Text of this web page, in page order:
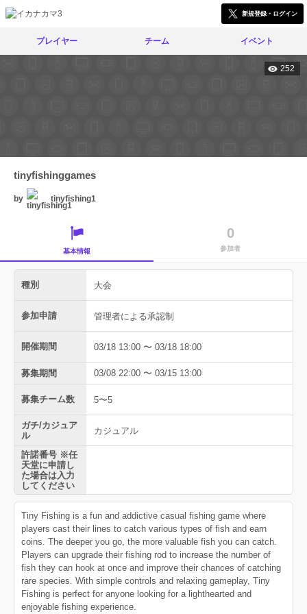
新規登録・ログイン
プレイヤー チーム イベント
252
tinyfishinggames
by tinyfishing1
基本情報
0
参加者
種別 大会
参加申請 管理者による承認制
開催期間 03/18 13:00 〜 03/18 18:00
募集期間 03/08 22:00 〜 03/15 13:00
募集チーム数 5〜5
ガチ/カジュア
ル
カジュアル
許諾番号 ※任
天堂に申請し
た場合は入力
してください
Tiny Fishing is a fun and addictive casual fishing game where
players cast their lines to catch various types of fish and earn
coins. The deeper you go, the more valuable fish you can catch.
Players can upgrade their fishing rod to increase the number of
fish they can hook at once and improve their chances of catching
rare species. With simple controls and relaxing gameplay, Tiny
Fishing is perfect for anyone looking for a lighthearted and
enjoyable fishing experience.